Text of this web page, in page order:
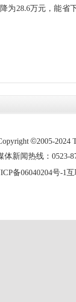
为28.6万元，能
©2005-2024
体新闻热线：0523-
备06040204号-1互